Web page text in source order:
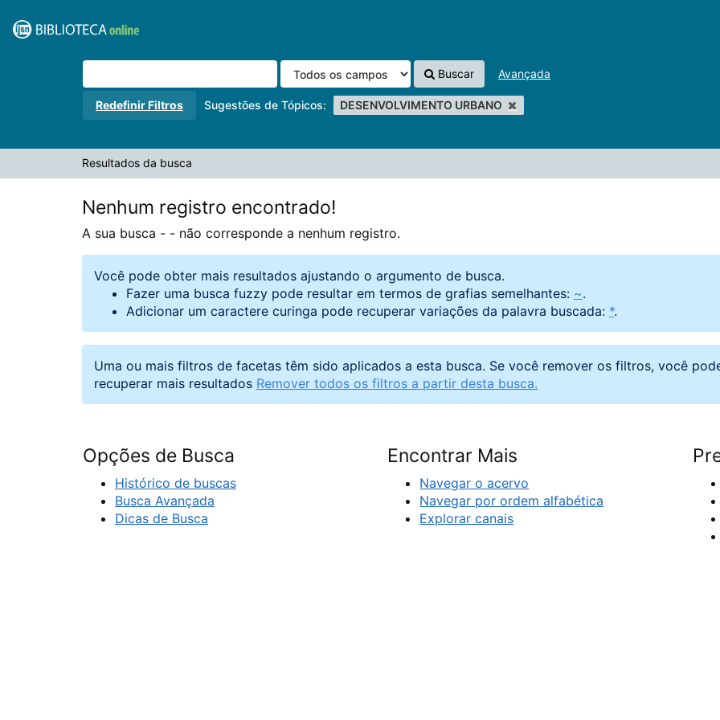
VuFind
Buscar Avançada
Redefinir Filtros Sugestões de Tópicos: DESENVOLVIMENTO URBANO
Resultados da busca
Nenhum registro encontrado!
A sua busca - - não corresponde a nenhum registro.
Você pode obter mais resultados ajustando o argumento de busca.
Fazer uma busca fuzzy pode resultar em termos de grafias semelhantes: ~.
Adicionar um caractere curinga pode recuperar variações da palavra buscada: *.
Uma ou mais filtros de facetas têm sido aplicados a esta busca. Se você remover os filtros, você
recuperar mais resultados Remover todos os filtros a partir desta busca.
Opções de Busca
Histórico de buscas
Busca Avançada
Dicas de Busca
Encontrar Mais
Navegar o acervo
Navegar por ordem alfabética
Explorar canais